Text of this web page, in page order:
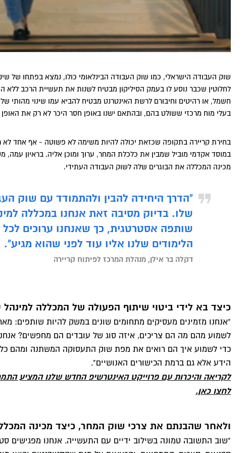
שוק העבודה הישראלי, כמו שוק העבודה הבינלאומי כולו, נמצא בפתחו של
לחלוטין שכבר נוסע לו בעמק הסיליקון מבטיח לשנות את תעשיית הרכב ללא
חשמל, או רהיטים וחיבורם לרשת האינטרנט מבטיח להביא עמו שינוי מהותי
בעלי מוח מרכזי ששולט בהם, ובהתאם ישנו באופן חסר היכר לא רק את
בחירת קריירה בתקופה שכזאת יכולה להיות משימה לא פשוטה - אף אחד לא
במוסד אקדמי מוביל שמבין את כלכלת המחר, ערוך ומוכן אליה. בראיון עמה,
מכינה המכללה את הבוגרים שלה לשוק העבודה העתידי.
"הדרך היחידה להבין ולהתמודד עם שוק
שלו. בדיוק מסיבה זאת אנחנו במכללה
שותפה אסטרטגית, כך שאנחנו ערוכים לכל
הלימודים שלנו אליו עוד לפני שהוא מגיע".
דקלה בר אילן, מנהלת המרכז לפיתוח קריירה
כיצד בא לידי ביטוי שיתוף הפעולה של המכללה
"אנחנו מזמינים מעסיקים מתחומים שונים במשק להיות שותפים:
לשמוע מהם מה הם צריכים, איזה סוג של עובדים הם מחפשים?
כדי לשמוע איך הם רואים את מפת שוק התעסוקה המשתנה ומהם
הידע אלא גם ברמת הכישורים האנושיים".
לקריאה והיכרות עם פרוייקט האינטרשיפ החדש שלנו המציע
לחצו כאן.
ולאחר שהבנתם את צרכי שוק המחר, כיצד מכינה
"שוב התשובה טמונה בשילוב ידיים עם התעשייה. אנחנו מפגישים